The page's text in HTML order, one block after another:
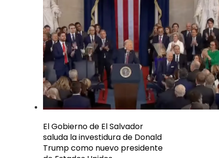
El Gobierno de El Salvador
saluda la investidura de Donald
Trump como nuevo presidente